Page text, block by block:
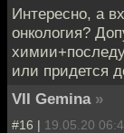
Интересно, а
онкология?
или придется
VII Gemina »
#16 | 19.05.20